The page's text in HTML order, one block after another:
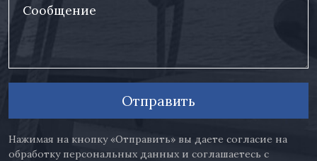
Сообщение
Отправить
Нажимая на кнопку «Отправить» вы даете согласие на
обработку персональных данных и соглашаетесь с